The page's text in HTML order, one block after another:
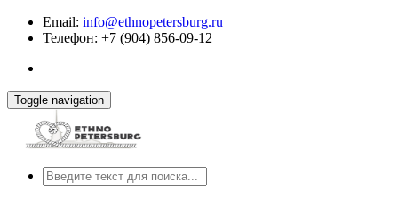
Email: info@ethnopetersburg.ru
Телефон: +7 (904) 856-09-12
Toggle navigation